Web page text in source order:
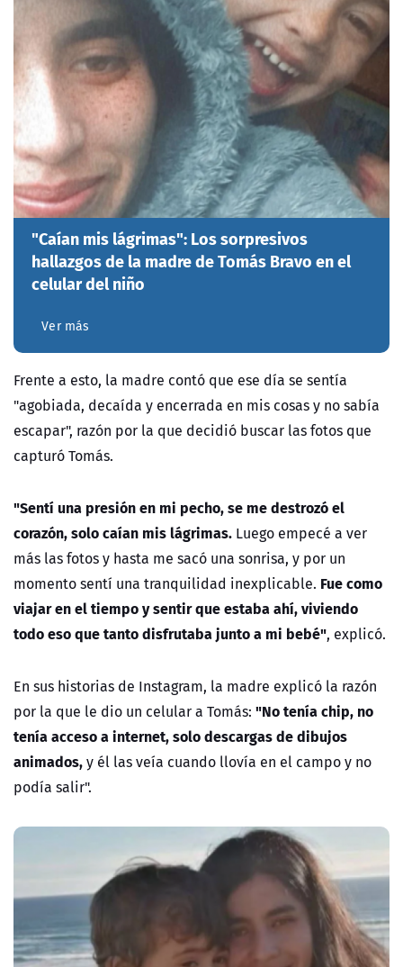
"Caían mis lágrimas": Los sorpresivos
hallazgos de la madre de Tomás Bravo en el
celular del niño
Ver más
Frente a esto, la madre contó que ese día se sentía
"agobiada, decaída y encerrada en mis cosas y no sabía
escapar", razón por la que decidió buscar las fotos que
capturó Tomás.
"Sentí una presión en mi pecho, se me destrozó el
corazón, solo caían mis lágrimas. Luego empecé a ver
más las fotos y hasta me sacó una sonrisa, y por un
momento sentí una tranquilidad inexplicable. Fue como
viajar en el tiempo y sentir que estaba ahí, viviendo
todo eso que tanto disfrutaba junto a mi bebé", explicó.
En sus historias de Instagram, la madre explicó la razón
por la que le dio un celular a Tomás: "No tenía chip, no
tenía acceso a internet, solo descargas de dibujos
animados,y él las veía cuando llovía en el campo y no
podía salir".